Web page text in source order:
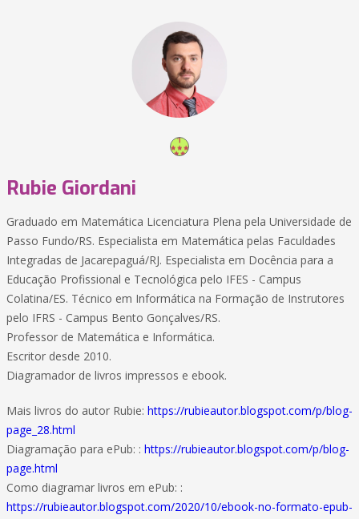
Rubie Giordani
Graduado em Matemática Licenciatura Plena pela Universidade de
Passo Fundo/RS. Especialista em Matemática pelas Faculdades
Integradas de Jacarepaguá/RJ. Especialista em Docência para a
Educação Profissional e Tecnológica pelo IFES - Campus
Colatina/ES. Técnico em Informática na Formação de Instrutores
pelo IFRS - Campus Bento Gonçalves/RS.
Professor de Matemática e Informática.
Escritor desde 2010.
Diagramador de livros impressos e ebook.
Mais livros do autor Rubie: https://rubieautor.blogspot.com/p/blog-
page_28.html
Diagramação para ePub: : https://rubieautor.blogspot.com/p/blog-
page.html
Como diagramar livros em ePub: :
https://rubieautor.blogspot.com/2020/10/ebook-no-formato-epub-